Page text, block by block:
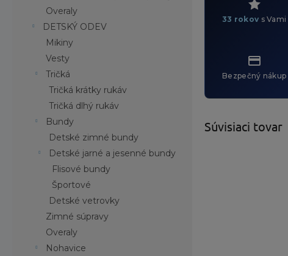
Overaly
DETSKÝ ODEV
Mikiny
Vesty
Tričká
Tričká krátky rukáv
Tričká dlhý rukáv
Bundy
Detské zimné bundy
Detské jarné a jesenné bundy
Flisové bundy
Športové
Detské vetrovky
Zimné súpravy
Overaly
Nohavice
33 rokov s Vami
Bezpečný nákup
Súvisiaci tovar